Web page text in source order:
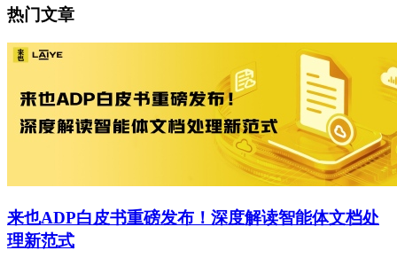
热门文章
来也ADP白皮书重磅发布！深度解读智能体文档处
理新范式